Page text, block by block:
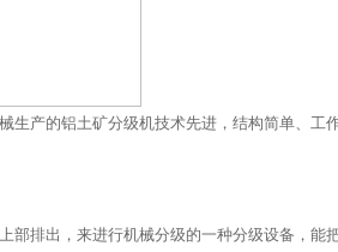
产的铝土矿分级机技术先进，结构简单、工
排出，来进行机械分级的一种分级设备，能